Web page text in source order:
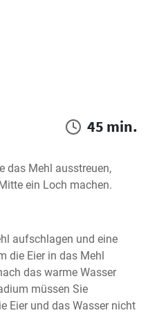
45 min.
das Mehl ausstreuen,
ein Loch machen.
aufschlagen und eine
die Eier in das Mehl
das warme Wasser
müssen Sie
Eier und das Wasser nicht